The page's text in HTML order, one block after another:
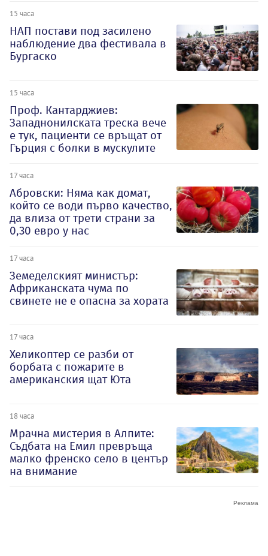
15 часа
НАП постави под засилено
наблюдение два фестивала в
Бургаско
15 часа
Проф. Кантарджиев:
Западнонилската треска вече
е тук, пациенти се връщат от
Гърция с болки в мускулите
17 часа
Абровски: Няма как домат,
който се води първо качество,
да влиза от трети страни за
0,30 евро у нас
17 часа
Земеделският министър:
Африканската чума по
свинете не е опасна за хората
17 часа
Хеликоптер се разби от
борбата с пожарите в
американския щат Юта
18 часа
Мрачна мистерия в Алпите:
Съдбата на Емил превръща
малко френско село в център
на внимание